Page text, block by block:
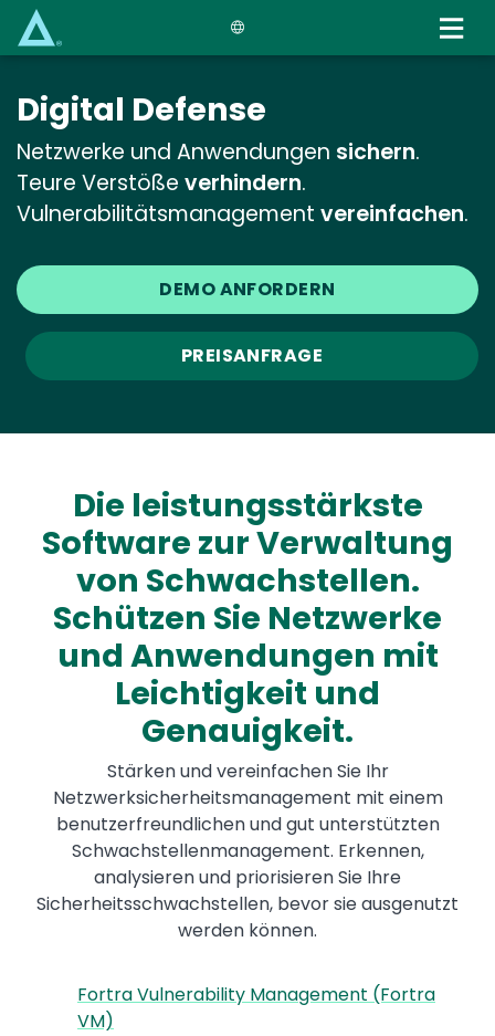
Digital Defense
Netzwerke und Anwendungen sichern.
Teure Verstöße verhindern.
Vulnerabilitätsmanagement vereinfachen.
DEMO ANFORDERN
PREISANFRAGE
Die leistungsstärkste
Software zur Verwaltung
von Schwachstellen.
Schützen Sie Netzwerke
und Anwendungen mit
Leichtigkeit und
Genauigkeit.
Stärken und vereinfachen Sie Ihr
Netzwerksicherheitsmanagement mit einem
benutzerfreundlichen und gut unterstützten
Schwachstellenmanagement. Erkennen,
analysieren und priorisieren Sie Ihre
Sicherheitsschwachstellen, bevor sie ausgenutzt
werden können.
Fortra Vulnerability Management (Fortra
VM)